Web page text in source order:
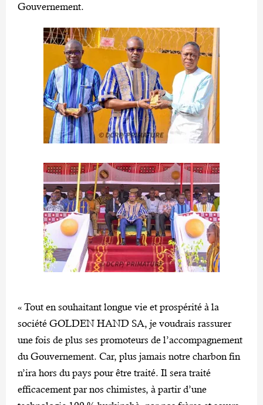
Gouvernement.
« Tout en souhaitant longue vie et prospérité à la
société GOLDEN HAND SA, je voudrais rassurer
une fois de plus ses promoteurs de l’accompagnement
du Gouvernement. Car, plus jamais notre charbon fin
n’ira hors du pays pour être traité. Il sera traité
efficacement par nos chimistes, à partir d’une